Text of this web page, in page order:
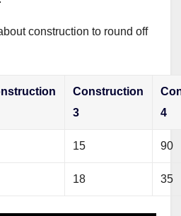
construction to round off
Construction
3
4
15 90
18 35